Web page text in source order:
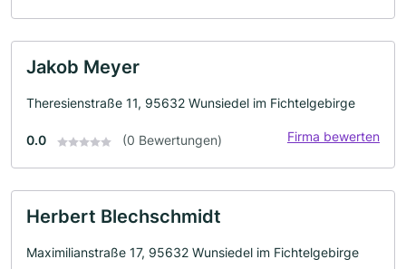
Jakob Meyer
Theresienstraße 11, 95632 Wunsiedel im Fichtelgebirge
0.0 (0 Bewertungen) Firma bewerten
Herbert Blechschmidt
Maximilianstraße 17, 95632 Wunsiedel im Fichtelgebirge